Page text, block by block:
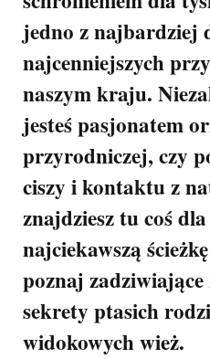
jedno z najbardziej
najcenniejszych
naszym kraju.
jesteś pasjonatem
przyrodniczej, czy
ciszy i kontaktu z
znajdziesz tu coś
najciekawszą
poznaj
sekrety ptasich
widokowych wież.